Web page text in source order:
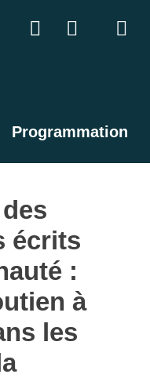
Programmation
écrits
:
à
les